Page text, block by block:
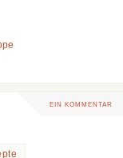
EIN KOMMENTAR